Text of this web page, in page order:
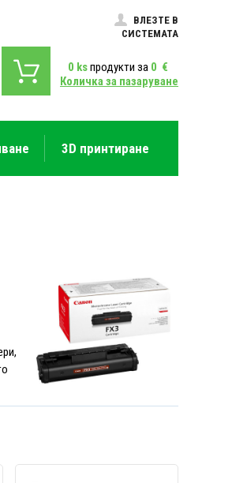
ВЛЕЗТЕ В
СИСТЕМАТА
0 ksпродукти за 0 €
Количка за пазаруване
3D принтиране